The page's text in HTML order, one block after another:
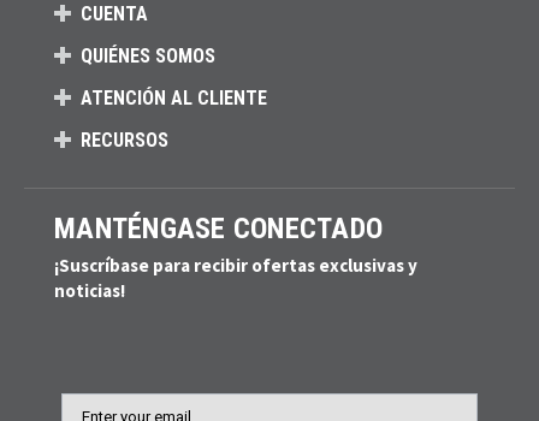
CUENTA
QUIÉNES SOMOS
ATENCIÓN AL CLIENTE
RECURSOS
MANTÉNGASE CONECTADO
¡Suscríbase para recibir ofertas exclusivas y
noticias!